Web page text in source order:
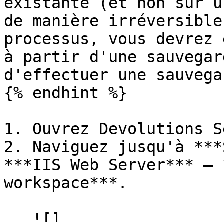
de manière
processus, vous
à partir d'une
d'effectuer une
{% endhint %}
1. Ouvrez Devolutions
2. Naviguez jusqu'à
***IIS Web Server*** –
workspace***.